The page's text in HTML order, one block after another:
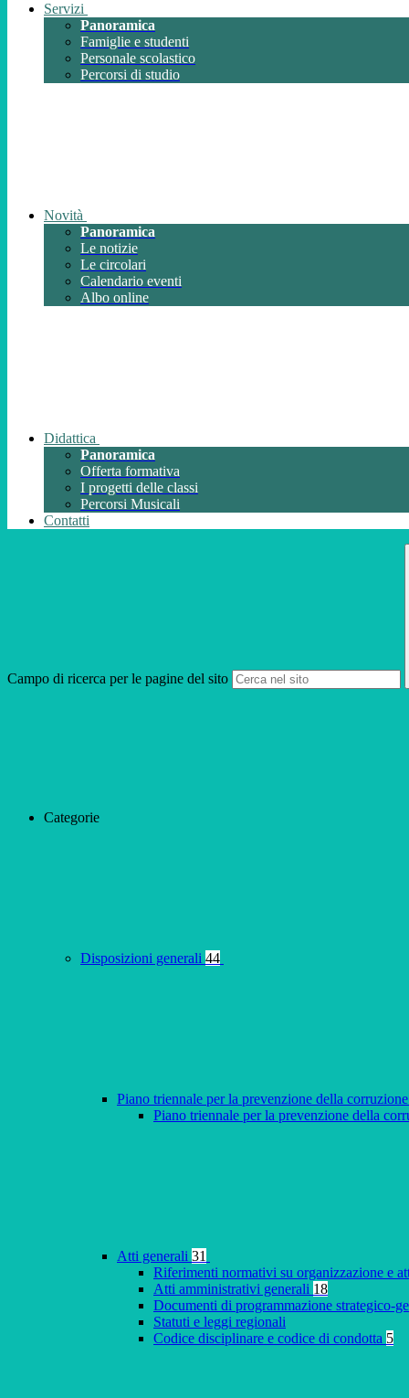
Servizi
Panoramica
Famiglie e studenti
Personale scolastico
Percorsi di studio
Novità
Panoramica
Le notizie
Le circolari
Calendario eventi
Albo online
Didattica
Panoramica
Offerta formativa
I progetti delle classi
Percorsi Musicali
Contatti
Campo di ricerca per le pagine del sito
Categorie
Disposizioni generali 44
Piano triennale per la prevenzione della
Piano triennale per la prevenzione della
Atti generali 31
Riferimenti normativi su organizzazione e
Atti amministrativi generali 18
Documenti di programmazione strategico-
Statuti e leggi regionali
Codice disciplinare e codice di condotta 5